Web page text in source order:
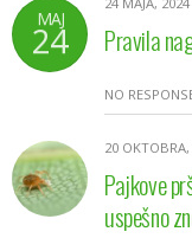
MAJ
24 Pravila
NO
20
Pajkove
uspešno